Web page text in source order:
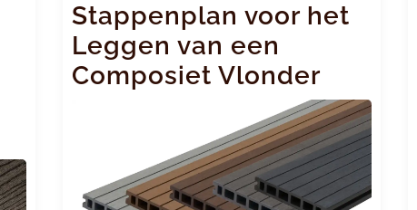
Stappenplan voor het
Leggen van een
Composiet Vlonder